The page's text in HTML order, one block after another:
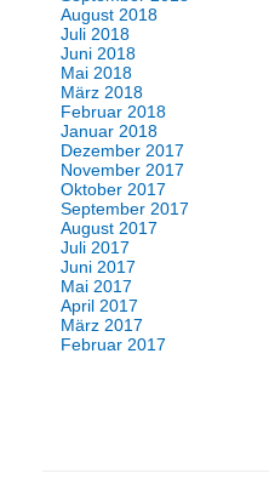
August 2018
Juli 2018
Juni 2018
Mai 2018
März 2018
Februar 2018
Januar 2018
Dezember 2017
November 2017
Oktober 2017
September 2017
August 2017
Juli 2017
Juni 2017
Mai 2017
April 2017
März 2017
Februar 2017